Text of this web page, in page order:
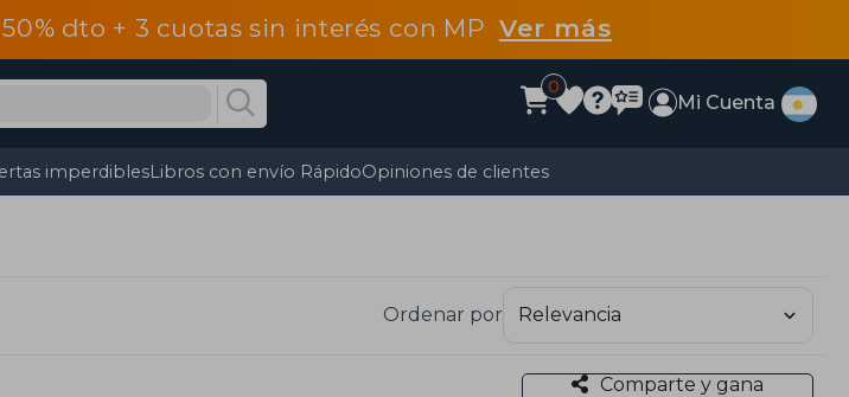
dto + 3 cuotas sin interés con MP Ver más
0
Mi Cuenta
imperdiblesLibros con envío RápidoOpiniones de clientes
Ordenar por
Comparte y gana